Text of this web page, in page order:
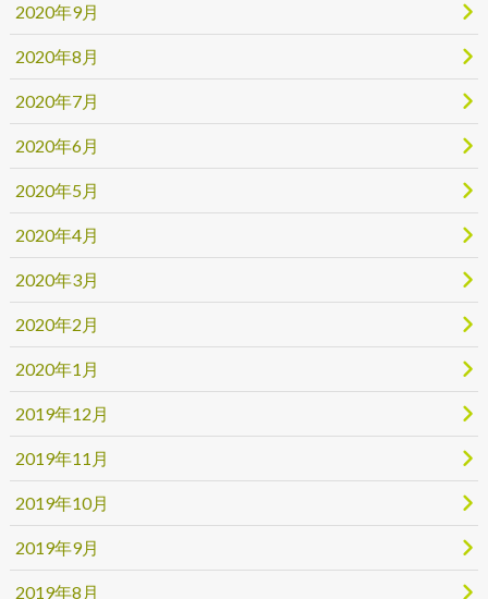
2020年9月
2020年8月
2020年7月
2020年6月
2020年5月
2020年4月
2020年3月
2020年2月
2020年1月
2019年12月
2019年11月
2019年10月
2019年9月
2019年8月